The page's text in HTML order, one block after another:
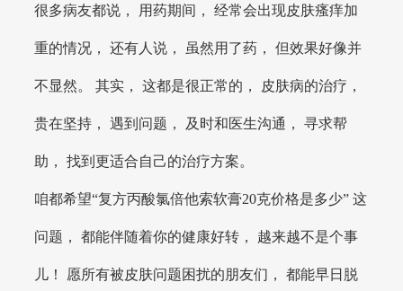
很多病友都说， 用药期间， 经常会出现皮肤瘙痒加
重的情况， 还有人说， 虽然用了药， 但效果好像并
不显然。 其实， 这都是很正常的， 皮肤病的治疗，
贵在坚持， 遇到问题， 及时和医生沟通， 寻求帮
助， 找到更适合自己的治疗方案。
咱都希望“复方丙酸氯倍他索软膏20克价格是多少” 这
问题， 都能伴随着你的健康好转， 越来越不是个事
儿！ 愿所有被皮肤问题困扰的朋友们， 都能早日脱